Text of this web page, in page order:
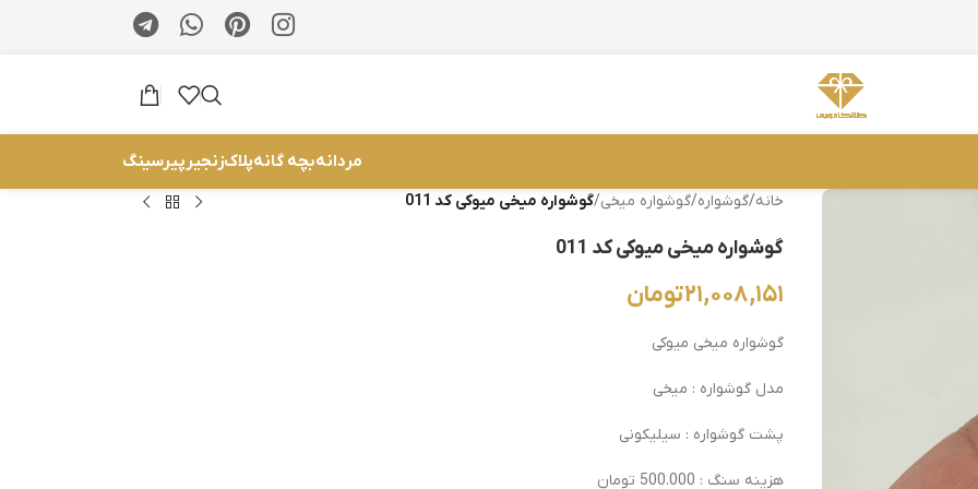
مردانهبچه گانهپلاکزنجیر پیرسینگ
خانه/گوشواره/گوشواره میخی/گوشواره میخی میوکی کد 011
گوشواره میخی میوکی کد 011
۲۱,۰۰۸,۱۵۱تومان
گوشواره میخی میوکی
مدل گوشواره : میخی
پشت گوشواره : سیلیکونی
هزینه سنگ : 500.000 تومان